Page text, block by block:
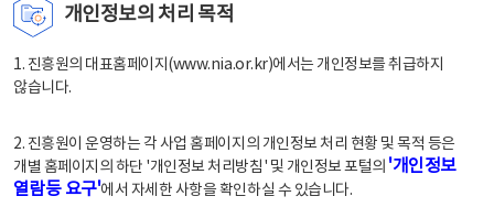
개인정보의 처리 목적
1. 진흥원의 대표홈페이지(www.nia.or.kr)에서는 개인정보를 취급하지
않습니다.
2. 진흥원이 운영하는 각 사업 홈페이지의 개인정보 처리 현황 및 목적 등은
개별 홈페이지의 하단 '개인정보 처리방침' 및 개인정보 포털의 '개인정보
열람등 요구'에서 자세한 사항을 확인하실 수 있습니다.